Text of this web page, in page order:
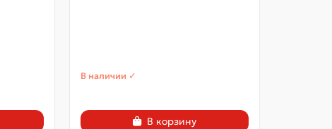
В наличии ✓
В корзину